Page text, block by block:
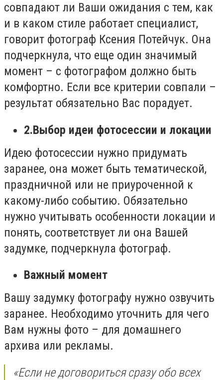
совпадают ли Ваши ожидания с тем, как
и в каком стиле работает специалист,
говорит фотограф Ксения Потейчук. Она
подчеркнула, что еще один значимый
момент – с фотографом должно быть
комфортно. Если все критерии совпали –
результат обязательно Вас порадует.
2.Выбор идеи фотосессии и локации
Идею фотосессии нужно придумать
заранее, она может быть тематической,
праздничной или не приуроченной к
какому-либо событию. Обязательно
нужно учитывать особенности локации и
понять, соответствует ли она Вашей
задумке, подчеркнула фотограф.
Важный момент
Вашу задумку фотографу нужно озвучить
заранее. Необходимо уточнить для чего
Вам нужны фото – для домашнего
архива или рекламы.
«Если не договориться сразу обо всех